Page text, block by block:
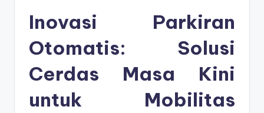
Inovasi Parkiran
Otomatis: Solusi
Cerdas Masa Kini
untuk Mobilitas